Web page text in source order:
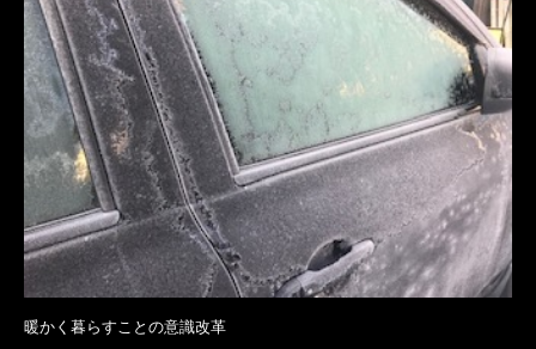
暖かく暮らすことの意識改革